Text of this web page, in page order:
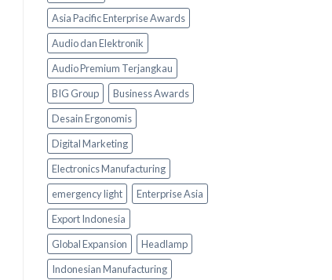
Asia Pacific Enterprise Awards
Audio dan Elektronik
Audio Premium Terjangkau
BIG Group
Business Awards
Desain Ergonomis
Digital Marketing
Electronics Manufacturing
emergency light
Enterprise Asia
Export Indonesia
Global Expansion
Headlamp
Indonesian Manufacturing